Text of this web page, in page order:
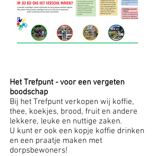
Het Trefpunt - voor een vergeten
boodschap
Bij het Trefpunt verkopen wij koffie,
thee, koekjes, brood, fruit en andere
lekkere, leuke en nuttige zaken.
U kunt er ook een kopje koffie drinken
en een praatje maken met
dorpsbewoners!